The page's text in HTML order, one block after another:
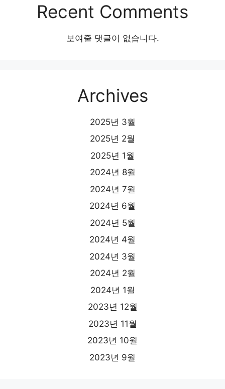
Recent Comments
보여줄 댓글이 없습니다.
Archives
2025년 3월
2025년 2월
2025년 1월
2024년 8월
2024년 7월
2024년 6월
2024년 5월
2024년 4월
2024년 3월
2024년 2월
2024년 1월
2023년 12월
2023년 11월
2023년 10월
2023년 9월